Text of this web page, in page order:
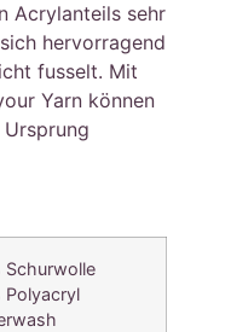
Acrylanteils sehr
hervorragend
fusselt. Mit
Yarn können
Schurwolle
Polyacryl